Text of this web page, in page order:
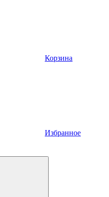
Корзина
Избранное